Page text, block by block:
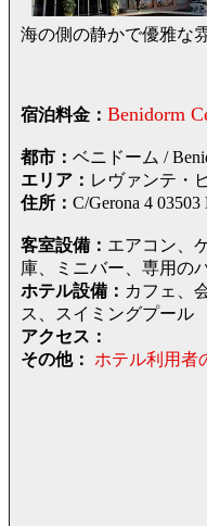
海の側の静かで優雅な
宿泊料金： Benidorm
都市： ベニドーム /
エリア： レヴァンテ・
住所： C/Gerona 4
客室設備： エアコン、
庫、ミニバー、専用の
ホテル設備： カフェ、
ス、スイミングプール
アクセス：
その他：
ホテル利用者